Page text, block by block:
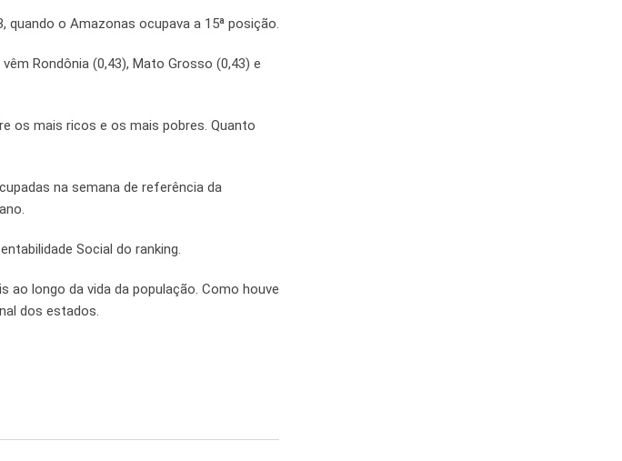
o Amazonas ocupava a 15ª posição.
Rondônia (0,43), Mato Grosso (0,43) e
os mais ricos e os mais pobres. Quanto
na semana de referência da
Social do ranking.
ao longo da vida da população. Como houve
dos estados.